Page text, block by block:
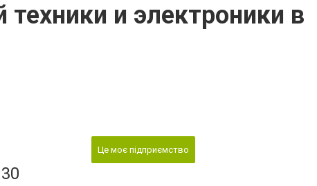
и электроники в
Це моє підприємство